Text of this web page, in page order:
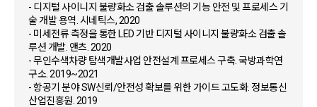
- 디지털 사이니지 불량화소 검출 솔루션의 기능 안전 및 프로세스 기
술 개발 용역. 시네틱스, 2020
- 미세전류 측정을 통한 LED 기반 디지털 사이니지 불량화소 검출 솔
루션 개발. 앤츠. 2020
- 무인수색차량 탐색개발사업 안전설계 프로세스 구축. 국방과학연
구소. 2019~2021
- 항공기 분야 SW신뢰/안전성 확보를 위한 가이드 고도화. 정보통신
산업진흥원. 2019